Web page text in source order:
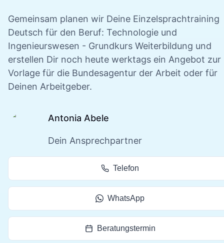
Gemeinsam planen wir Deine Einzelsprachtraining
Deutsch für den Beruf: Technologie und
Ingenieurswesen - Grundkurs Weiterbildung und
erstellen Dir noch heute werktags ein Angebot zur
Vorlage für die Bundesagentur der Arbeit oder für
Deinen Arbeitgeber.
Antonia Abele
Dein Ansprechpartner
Telefon
WhatsApp
Beratungstermin